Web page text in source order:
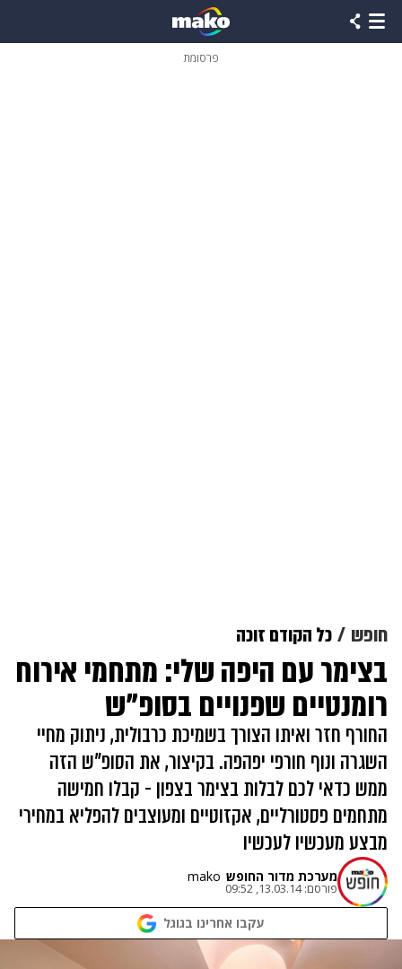
פרסומת
חופש כל הקודם זוכה
בצימר עם היפה שלי: מתחמי אירוח
רומנטיים שפנויים בסופ"ש
החורף חזר ואיתו הצורך בשמיכת כרבולית, ניתוק מחיי
השגרה ונוף חורפי יפהפה. בקיצור, את הסופ"ש הזה
ממש כדאי לכם לבלות בצימר בצפון - קבלו חמישה
מתחמים פסטורליים, אקזוטיים ומעוצבים להפליא במחירי
מבצע מעכשיו לעכשיו
מערכת מדור החופש mako
פורסם:13.03.14, 09:52
עקבו אחרינו בגוגל